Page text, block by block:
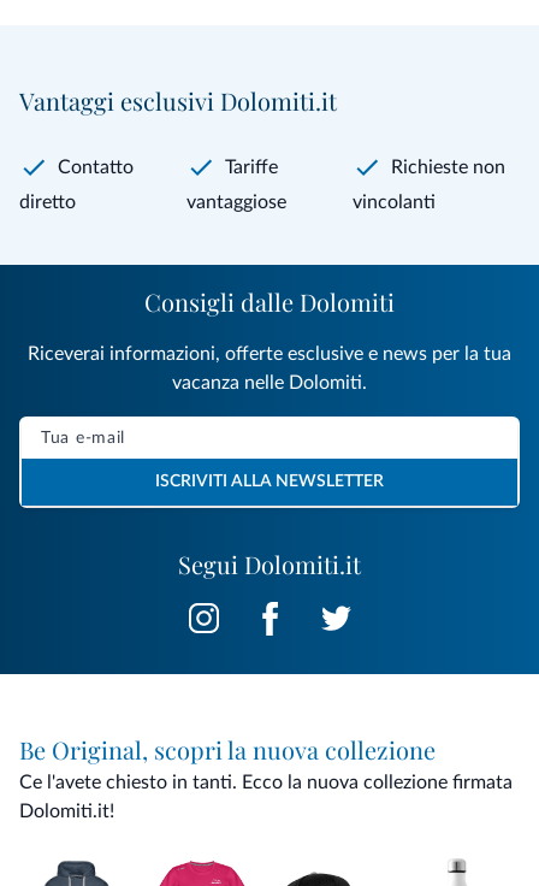
Vantaggi esclusivi Dolomiti.it
Contatto
diretto
Tariffe
vantaggiose
Richieste non
vincolanti
Segui Dolomiti.it
Consigli dalle Dolomiti
Riceverai informazioni, offerte esclusive e news per la tua
vacanza nelle Dolomiti.
ISCRIVITI ALLA NEWSLETTER
Be Original, scopri la nuova collezione
Ce l'avete chiesto in tanti. Ecco la nuova collezione firmata
Dolomiti.it!